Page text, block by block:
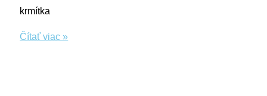
krmítka
Čítať viac »